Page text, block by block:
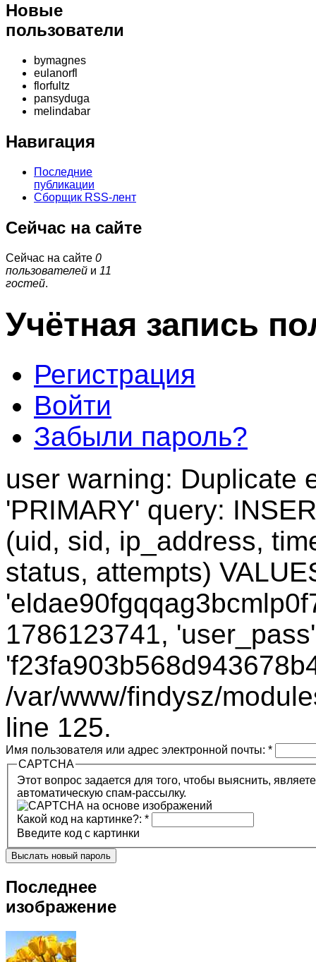
Новые
пользователи
bymagnes
eulanorfl
florfultz
pansyduga
melindabar
Навигация
Последние
публикации
Сборщик RSS-лент
Сейчас на сайте
Сейчас на сайте 0
пользователей и 11
гостей.
Учётная запись
Регистрация
Войти
Забыли пароль?
user warning: Duplicate
'PRIMARY' query:
(uid, sid, ip_address,
status, attempts)
1786123741,
/var/www/findysz/
line 125.
Имя пользователя или адрес электронной почты: *
CAPTCHA
Этот вопрос задается для того, чтобы выяснить, являетесь ли Вы человеком или
автоматическую спам-рассылку.
Какой код на картинке?: *
Введите код с картинки
Последнее
изображение